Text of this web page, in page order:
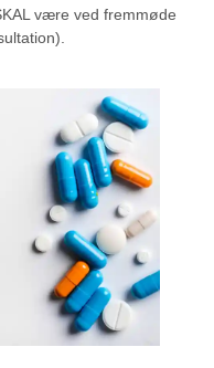
være ved fremmøde